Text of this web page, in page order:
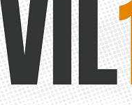
DEPORTES